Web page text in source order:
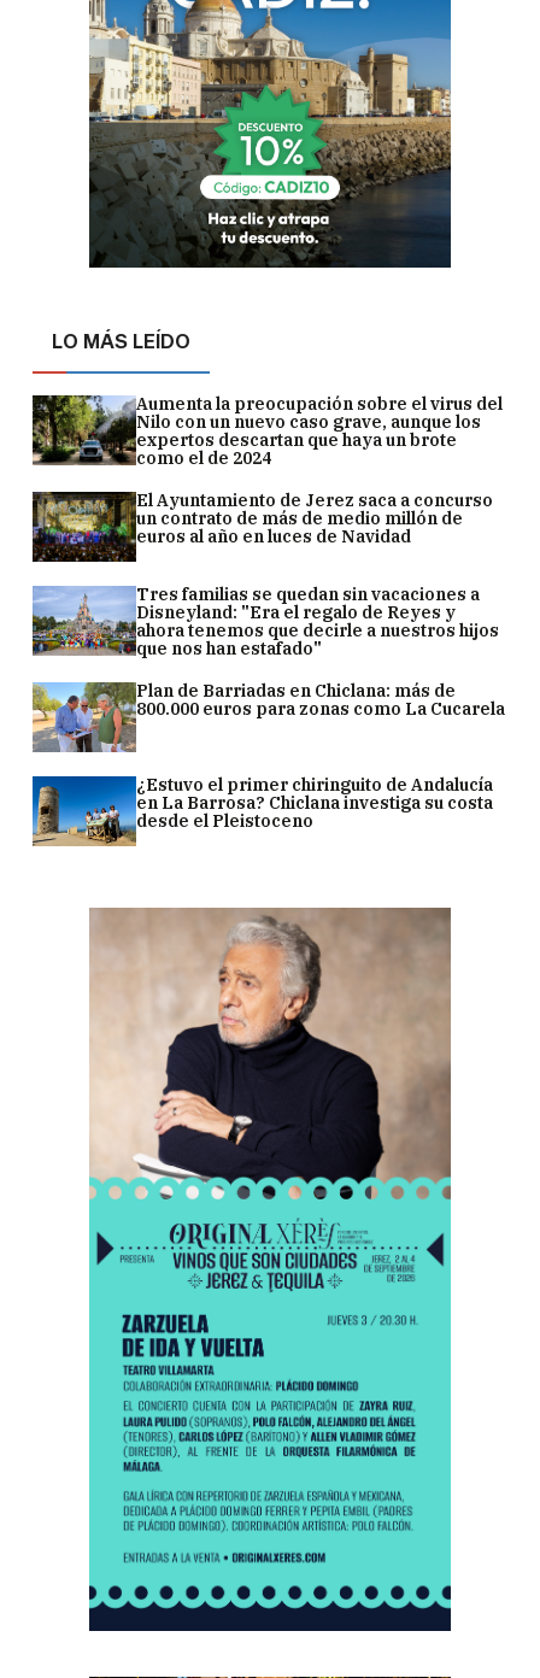
LO MÁS LEÍDO
Aumenta la preocupación sobre el virus del
Nilo con un nuevo caso grave, aunque los
expertos descartan que haya un brote
como el de 2024
El Ayuntamiento de Jerez saca a concurso
un contrato de más de medio millón de
euros al año en luces de Navidad
Tres familias se quedan sin vacaciones a
Disneyland: "Era el regalo de Reyes y
ahora tenemos que decirle a nuestros hijos
que nos han estafado"
Plan de Barriadas en Chiclana: más de
800.000 euros para zonas como La Cucarela
¿Estuvo el primer chiringuito de Andalucía
en La Barrosa? Chiclana investiga su costa
desde el Pleistoceno